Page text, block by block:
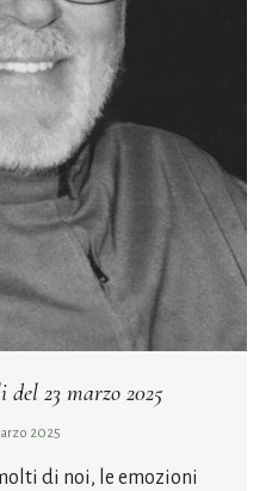
23 marzo 2025
2025
di noi, le emozioni